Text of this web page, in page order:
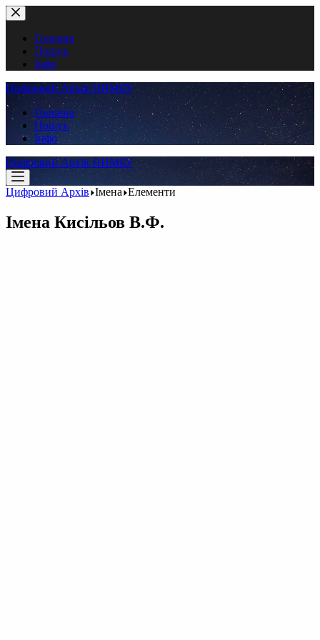
Перейти
до
вмістуГоловна
Пошук
Інфо
Цифровий Архів ННМБУ
Головна
Пошук
Інфо
Цифровий Архів ННМБУ
Цифровий Архів Імена Елементи
Імена Кисільов В.Ф.